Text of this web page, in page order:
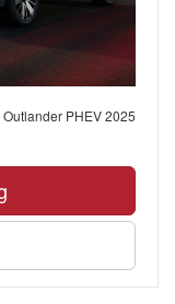
PHEV 2025